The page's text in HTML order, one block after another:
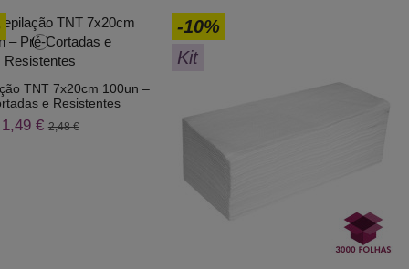
TNT 7x20cm 100un –
e Resistentes
1,49 € 2,48 €
-10%
Kit